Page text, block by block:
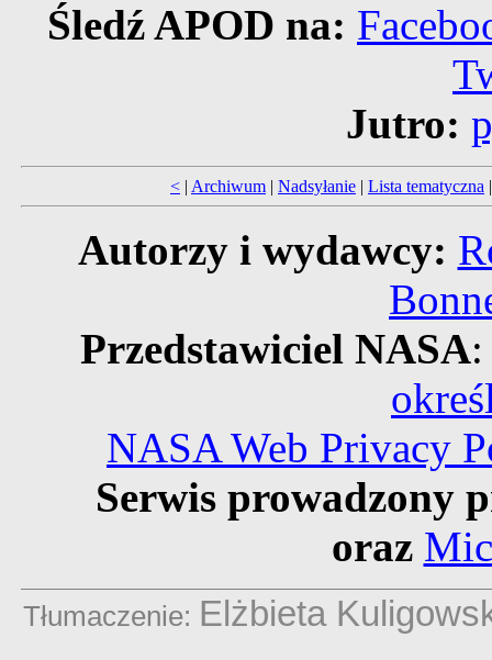
Śledź APOD na:
Jutro:
< | Archiwum | Nadsyłanie | Lista tematyczna
Autorzy i wydawcy:
Przedstawiciel NASA
NASA Web Privacy
Serwis prowadzony
oraz
Tłumaczenie: Elżbieta